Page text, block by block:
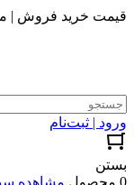
قیمت خرید فروش |
ورود | ثبت‌نام
بستن
0 محصول
مشاهده